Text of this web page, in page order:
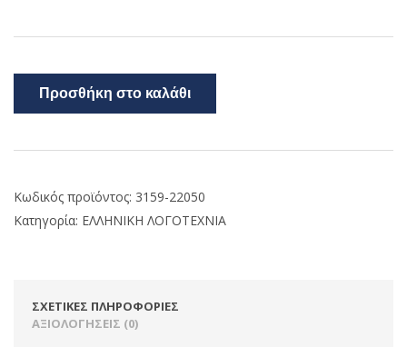
Προσθήκη στο καλάθι
Κωδικός προϊόντος: 3159-22050
Κατηγορία: ΕΛΛΗΝΙΚΗ ΛΟΓΟΤΕΧΝΙΑ
ΣΧΕΤΙΚΈΣ ΠΛΗΡΟΦΟΡΊΕΣ
ΑΞΙΟΛΟΓΉΣΕΙΣ (0)